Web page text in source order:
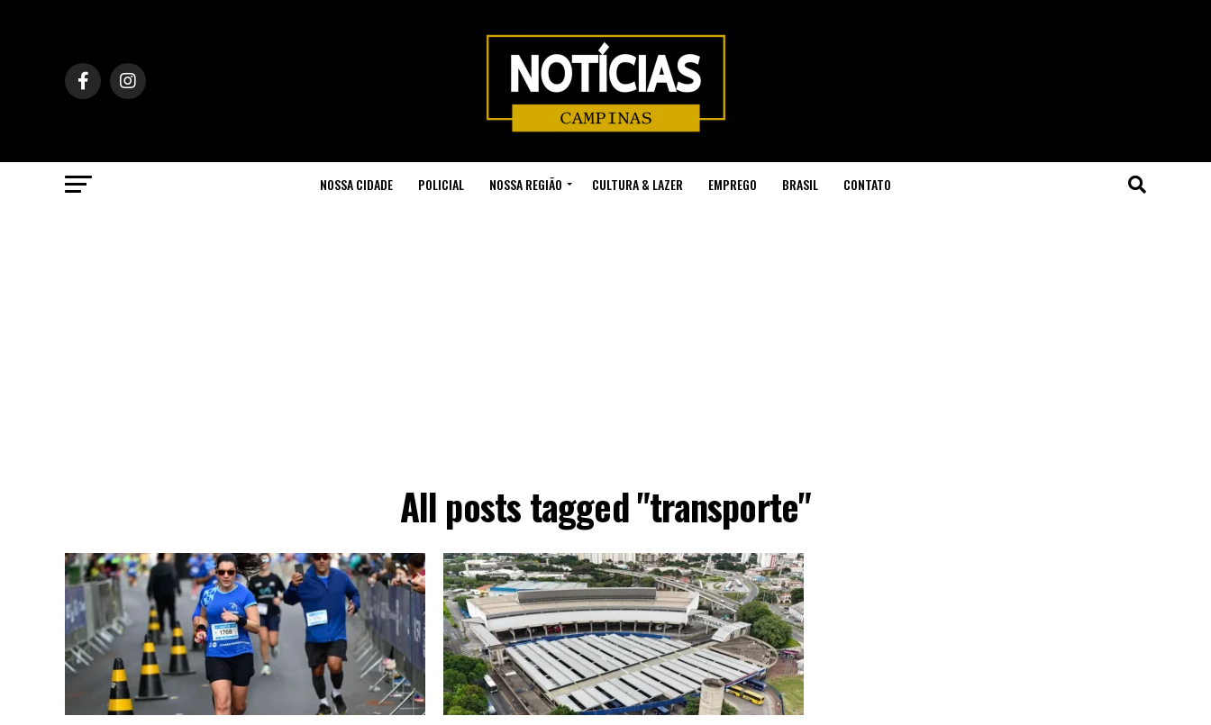
NOSSA CIDADE POLICIAL NOSSA REGIÃO CULTURA & LAZER EMPREGO BRASIL CONTATO
All posts tagged "transporte"